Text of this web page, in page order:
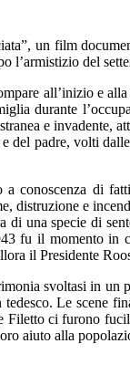
un film
l’armistizio del
all’inizio e
durante
e invadente,
del padre, volti
a conoscenza di
distruzione e
una specie di
fu il momento
il Presidente
svoltasi in un
Le scene
ci furono
aiuto alla